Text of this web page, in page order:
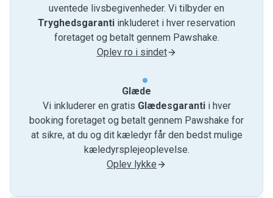
uventede livsbegivenheder. Vi tilbyder en
Tryghedsgaranti inkluderet i hver reservation
foretaget og betalt gennem Pawshake.
Oplev ro i sindet
Glæde
Vi inkluderer en gratis Glædesgarantii hver
booking foretaget og betalt gennem Pawshake for
at sikre, at du og dit kæledyr får den bedst mulige
kæledyrsplejeoplevelse.
Oplev lykke